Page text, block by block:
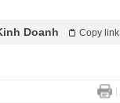
Doanh Copy link